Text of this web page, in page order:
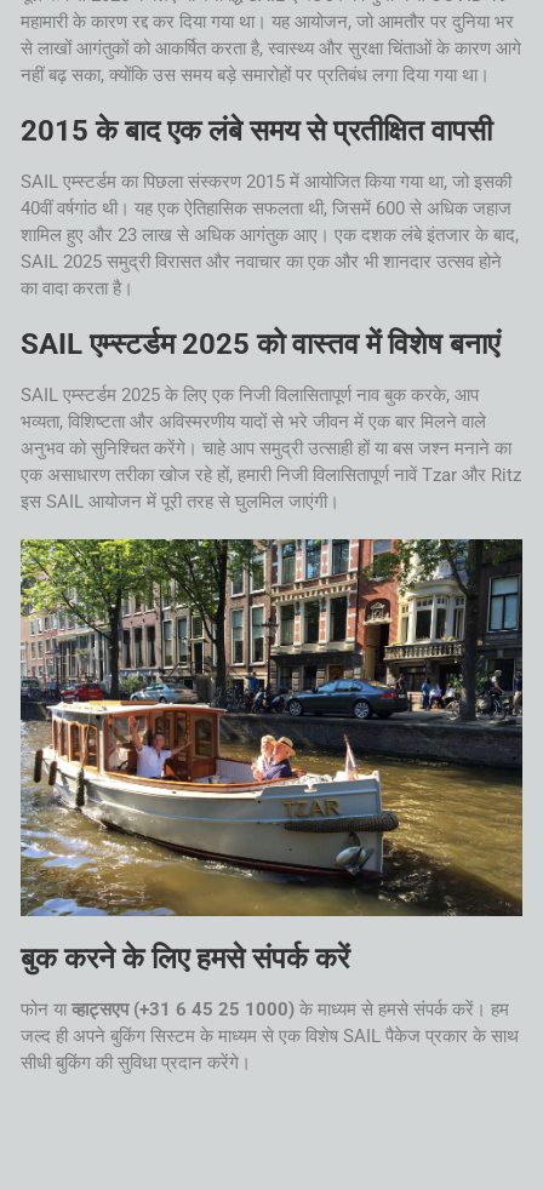
महामारी के कारण रद्द कर दिया गया था। यह आयोजन, जो आमतौर पर दुनिया भर
से लाखों आगंतुकों को आकर्षित करता है, स्वास्थ्य और सुरक्षा चिंताओं के कारण आगे
नहीं बढ़ सका, क्योंकि उस समय बड़े समारोहों पर प्रतिबंध लगा दिया गया था।
2015 के बाद एक लंबे समय से प्रतीक्षित वापसी
SAIL एम्स्टर्डम का पिछला संस्करण 2015 में आयोजित किया गया था, जो इसकी
40वीं वर्षगांठ थी। यह एक ऐतिहासिक सफलता थी, जिसमें 600 से अधिक जहाज
शामिल हुए और 23 लाख से अधिक आगंतुक आए। एक दशक लंबे इंतजार के बाद,
SAIL 2025 समुद्री विरासत और नवाचार का एक और भी शानदार उत्सव होने
का वादा करता है।
SAIL एम्स्टर्डम 2025 को वास्तव में विशेष बनाएं
SAIL एम्स्टर्डम 2025 के लिए एक निजी विलासितापूर्ण नाव बुक करके, आप
भव्यता, विशिष्टता और अविस्मरणीय यादों से भरे जीवन में एक बार मिलने वाले
अनुभव को सुनिश्चित करेंगे। चाहे आप समुद्री उत्साही हों या बस जश्न मनाने का
एक असाधारण तरीका खोज रहे हों, हमारी निजी विलासितापूर्ण नावें Tzar और Ritz
इस SAIL आयोजन में पूरी तरह से घुलमिल जाएंगी।
बुक करने के लिए हमसे संपर्क करें
फोन याव्हाट्सएप (+31 6 45 25 1000)के माध्यम से हमसे संपर्क करें। हम
जल्द ही अपने बुकिंग सिस्टम के माध्यम से एक विशेष SAIL पैकेज प्रकार के साथ
सीधी बुकिंग की सुविधा प्रदान करेंगे।